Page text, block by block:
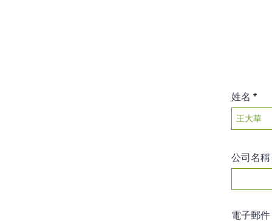
姓名
公司名稱
電子郵件